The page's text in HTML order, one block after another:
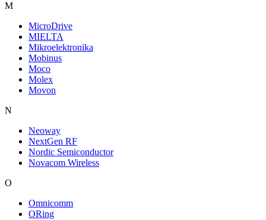
M
MicroDrive
MIELTA
Mikroelektronika
Mobinus
Moco
Molex
Movon
N
Neoway
NextGen RF
Nordic Semiconductor
Novacom Wireless
O
Omnicomm
ORing